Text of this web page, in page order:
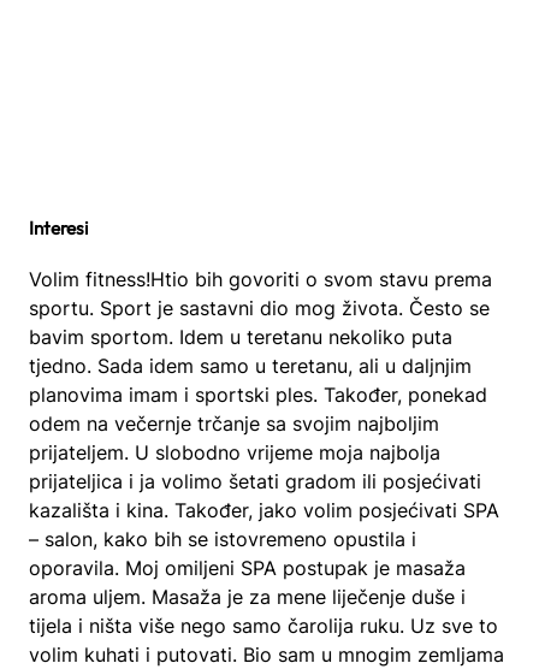
Interesi
Volim fitness!Htio bih govoriti o svom stavu prema
sportu. Sport je sastavni dio mog života. Često se
bavim sportom. Idem u teretanu nekoliko puta
tjedno. Sada idem samo u teretanu, ali u daljnjim
planovima imam i sportski ples. Također, ponekad
odem na večernje trčanje sa svojim najboljim
prijateljem. U slobodno vrijeme moja najbolja
prijateljica i ja volimo šetati gradom ili posjećivati ​​
kazališta i kina. Također, jako volim posjećivati ​​SPA
– salon, kako bih se istovremeno opustila i
oporavila. Moj omiljeni SPA postupak je masaža
aroma uljem. Masaža je za mene liječenje duše i
tijela i ništa više nego samo čarolija ruku. Uz sve to
volim kuhati i putovati. Bio sam u mnogim zemljama